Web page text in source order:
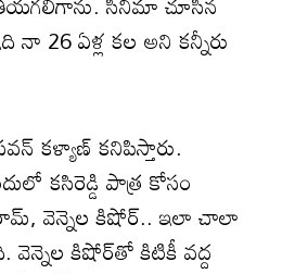
నా 26 ఏళ్ల కల అని కన్నీరు
కళ్యాణ్ కనిపిస్తారు.
కసిరెడ్డి పాత్ర కోసం
వెన్నెల కిషోర్.. ఇలా చాలా
వెన్నెల కిషోర్‌తో కిటికీ వద్ద